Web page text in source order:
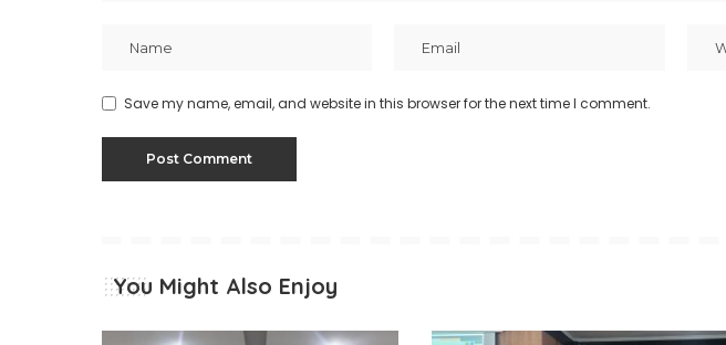
Save my name, email, and website in this browser for the next time I comment.
You Might Also Enjoy